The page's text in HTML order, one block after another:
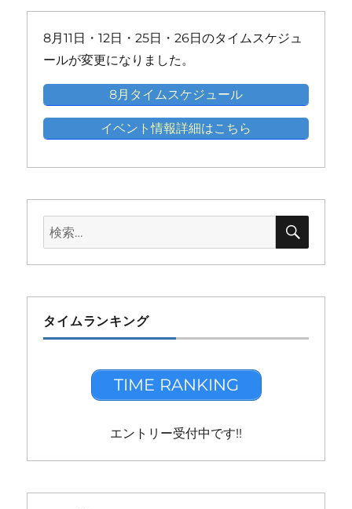
ト)
ト)
ト)
ト)
ト)
8月11日・12日・25日・26日のタイムスケジュ
ールが変更になりました。
8月タイムスケジュール
イベント情報詳細はこちら
検
索:
検
タイムランキング
TIME RANKING
エントリー受付中です!!